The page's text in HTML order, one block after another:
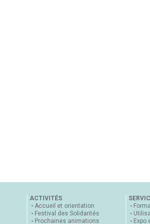
ACTIVITÉS
Accueil et orientation
Festival des Solidarités
Prochaines animations
Expo